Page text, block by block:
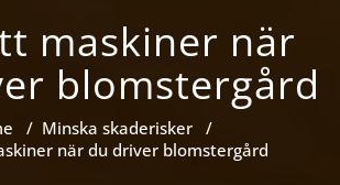
maskiner när
blomstergård
/ Minska skaderisker /
när du driver blomstergård